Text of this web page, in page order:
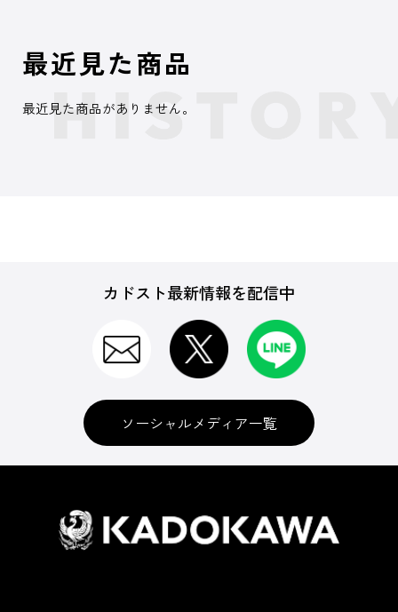
最近見た商品
最近見た商品がありません。
カドスト最新情報を配信中
ソーシャルメディア一覧